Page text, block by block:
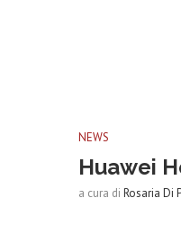
NEWS
Huawei
a cura di Rosaria Di